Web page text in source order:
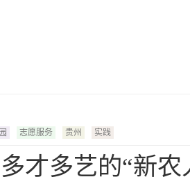
志愿服务 贵州 实践
才多艺的“新农